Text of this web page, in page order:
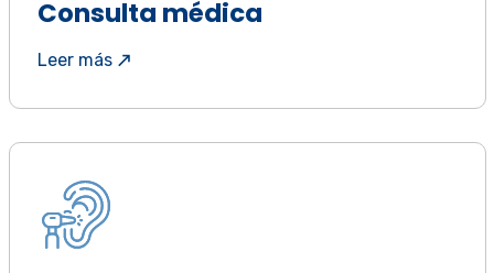
Consulta médica
Leer más